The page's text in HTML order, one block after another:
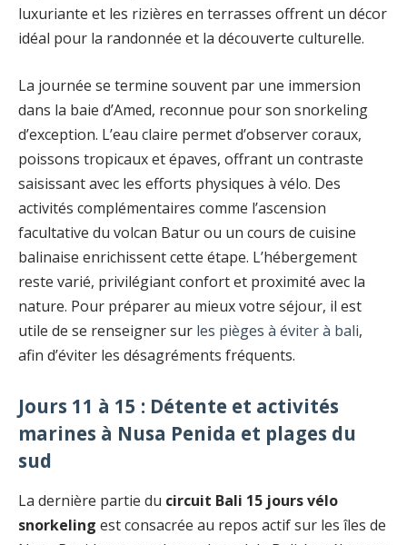
luxuriante et les rizières en terrasses offrent un décor
idéal pour la randonnée et la découverte culturelle.
La journée se termine souvent par une immersion
dans la baie d’Amed, reconnue pour son snorkeling
d’exception. L’eau claire permet d’observer coraux,
poissons tropicaux et épaves, offrant un contraste
saisissant avec les efforts physiques à vélo. Des
activités complémentaires comme l’ascension
facultative du volcan Batur ou un cours de cuisine
balinaise enrichissent cette étape. L’hébergement
reste varié, privilégiant confort et proximité avec la
nature. Pour préparer au mieux votre séjour, il est
utile de se renseigner sur les pièges à éviter à bali,
afin d’éviter les désagréments fréquents.
Jours 11 à 15 : Détente et activités
marines à Nusa Penida et plages du
sud
La dernière partie du circuit Bali 15 jours vélo
snorkeling est consacrée au repos actif sur les îles de